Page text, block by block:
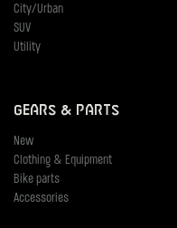
City/Urban
SUV
Utility
Gears & Parts
New
Clothing & Equipment
Bike parts
Accessories